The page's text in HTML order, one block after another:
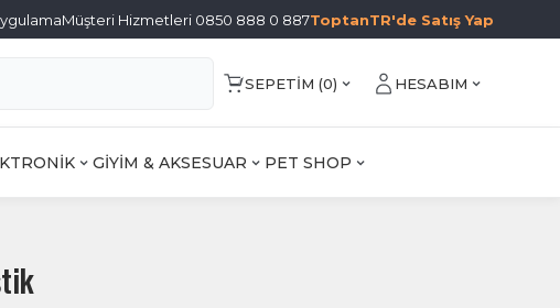
Müşteri Hizmetleri 0850 888 0 887ToptanTR'de Satış Yap
SEPETIM (0) HESABIM
GİYİM & AKSESUAR PET SHOP